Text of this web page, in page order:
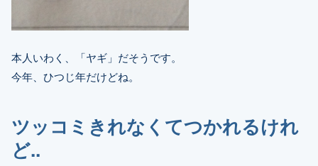
本人いわく、「ヤギ」だそうです。
今年、ひつじ年だけどね。
ツッコミきれなくてつかれるけれ
ど..